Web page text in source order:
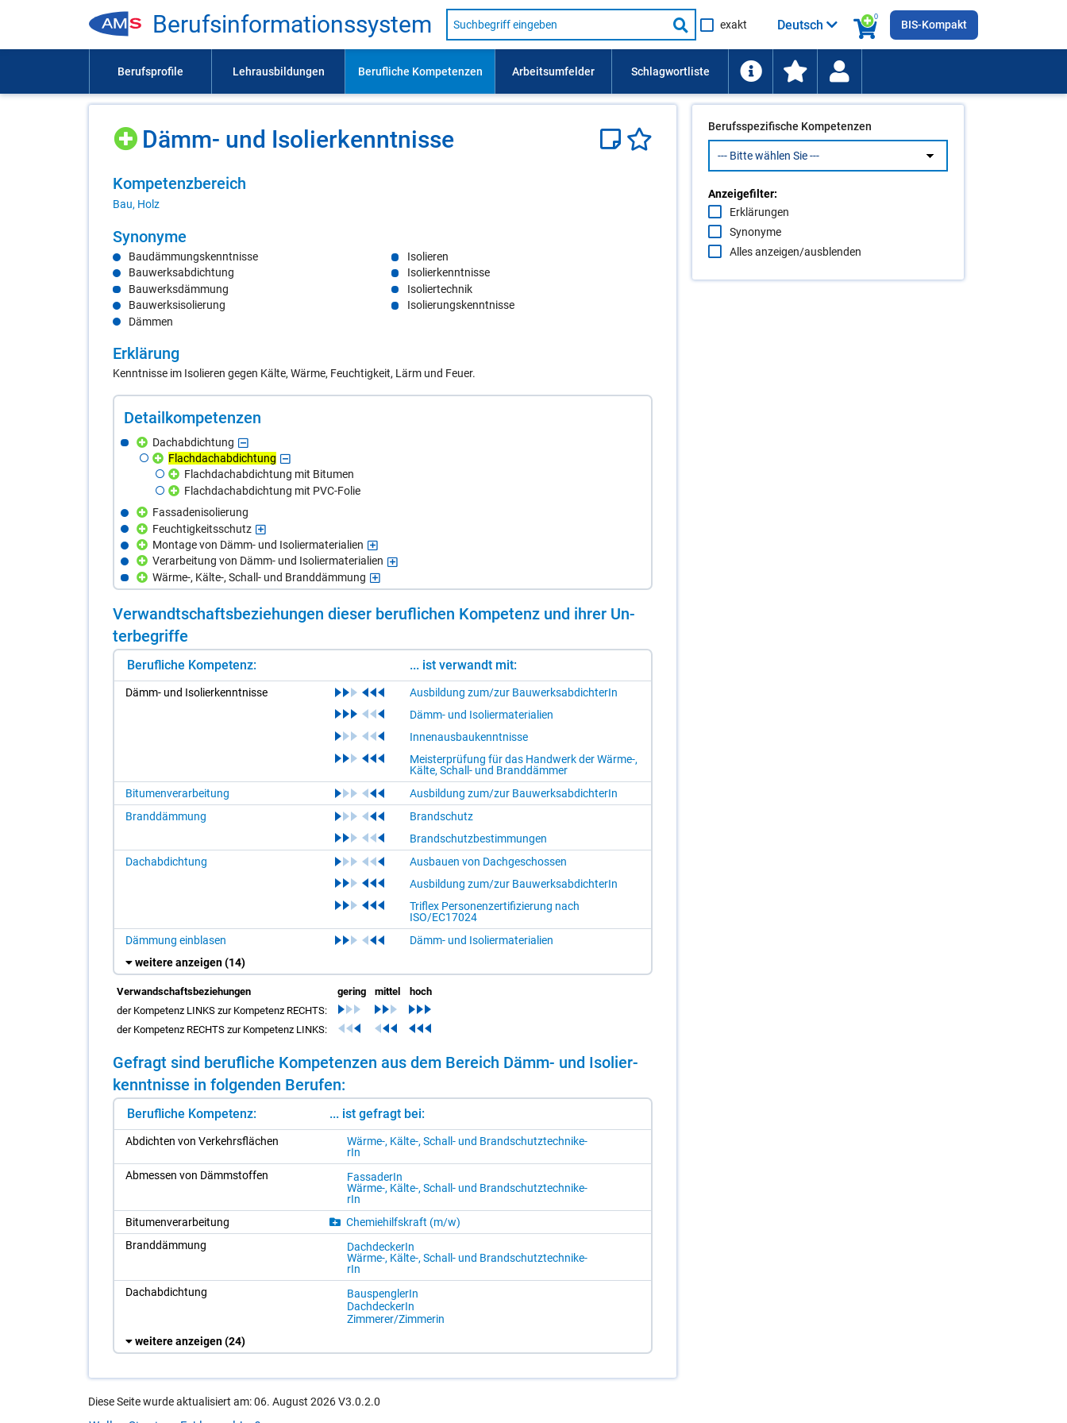
Be­rufs­in­for­ma­ti­ons­sys­tem
Suche
nach
Lehrausbildung,
usw.
Suche
starten
exakt
0
Deutsch BIS-Kompakt
Dämm- und Iso­lier­kennt­nis­se
Kom­pe­tenz­be­reich
Bau, Holz
Syn­ony­me
Baudämmungskenntnisse
Bauwerksabdichtung
Bauwerksdämmung
Bauwerksisolierung
Dämmen
Isolieren
Isolierkenntnisse
Isoliertechnik
Isolierungskenntnisse
Er­klä­rung
Kenntnisse im Isolieren gegen Kälte, Wärme, Feuchtigkeit, Lärm und Feuer.
De­tail­kom­pe­ten­zen
Dachabdichtung
Flachdachabdichtung
Flachdachabdichtung mit Bitumen
Flachdachabdichtung mit PVC-Folie
Fassadenisolierung
Feuchtigkeitsschutz
Montage von Dämm- und Isoliermaterialien
Verarbeitung von Dämm- und Isoliermaterialien
Wärme-, Kälte-, Schall- und Branddämmung
Ver­wandt­schafts­be­zie­hun­gen die­ser be­ruf­li­chen Kom­pe­tenz und ih­rer Un­
ter­be­grif­fe
Berufliche Kompetenz: ... ist verwandt mit:
Dämm- und Iso­lier­kennt­nis­se
Ausbildung zum/zur BauwerksabdichterIn
Dämm- und Isoliermaterialien
Innenausbaukenntnisse
Meisterprüfung für das Handwerk der Wärme-,
Kälte, Schall- und Branddämmer
Bitumenverarbeitung
Ausbildung zum/zur BauwerksabdichterIn
Branddämmung
Brandschutz
Brandschutzbestimmungen
Dachabdichtung
Ausbauen von Dachgeschossen
Ausbildung zum/zur BauwerksabdichterIn
Triflex Personenzertifizierung nach
ISO/EC17024
Dämmung einblasen
Dämm- und Isoliermaterialien
weitere anzeigen(14)
Verwandschaftsbeziehungen gering mittel
hoch
der Kompetenz LINKS zur Kompetenz RECHTS:
der Kompetenz RECHTS zur Kompetenz LINKS:
Ge­fragt sind be­ruf­li­che Kom­pe­ten­zen aus dem Be­reich Dämm- und Iso­lier­
kennt­nis­se in fol­gen­den Be­ru­fen:
Berufliche Kompetenz: ... ist gefragt bei:
Ab­dich­ten von Ver­kehrs­flä­chen
Wär­me-, Käl­te-, Schall- und Brand­schutz­tech­ni­ke­
rIn
Ab­mes­sen von Dämm­stof­fen
Fas­sade­rIn
Wär­me-, Käl­te-, Schall- und Brand­schutz­tech­ni­ke­
rIn
Bi­tu­men­ver­ar­bei­tung
Che­mie­hilfs­kraft (m/​w)
Brand­däm­mung
Dach­de­cke­rIn
Wär­me-, Käl­te-, Schall- und Brand­schutz­tech­ni­ke­
rIn
Dach­ab­dich­tung
Bau­s­peng­le­rIn
Dach­de­cke­rIn
Zim­me­rer/​Zim­me­rin
weitere anzeigen(24)
Berufsspezifische Kompetenzen
Anzeigefilter:
Erklärungen
Synonyme
Alles anzeigen/ausblenden
Diese Seite wurde aktualisiert am: 06. August 2026 V3.0.2.0